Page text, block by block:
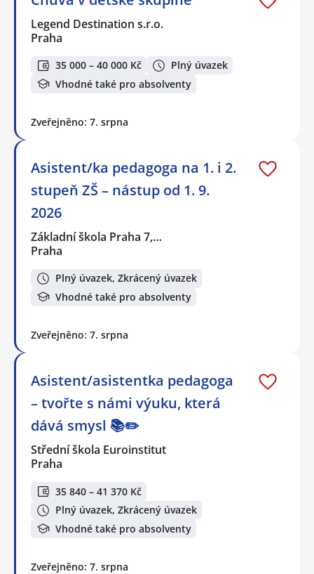
Legend Destination s.r.o.
Praha
35 000 – 40 000 Kč
Plný úvazek
Vhodné také pro absolventy
Zveřejněno: 7. srpna
Asistent/ka pedagoga na 1. i 2.
stupeň ZŠ – nástup od 1. 9.
2026
Základní škola Praha 7,…
Praha
Plný úvazek, Zkrácený úvazek
Vhodné také pro absolventy
Zveřejněno: 7. srpna
Asistent/asistentka pedagoga
– tvořte s námi výuku, která
dává smysl 📚✏️
Střední škola Euroinstitut
Praha
35 840 – 41 370 Kč
Plný úvazek, Zkrácený úvazek
Vhodné také pro absolventy
Zveřejněno: 7. srpna